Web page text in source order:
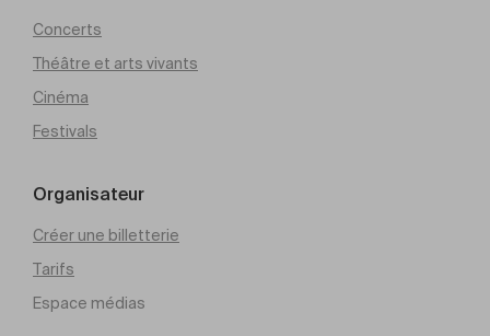
Concerts
Théâtre et arts vivants
Cinéma
Festivals
Organisateur
Créer une billetterie
Tarifs
Espace médias